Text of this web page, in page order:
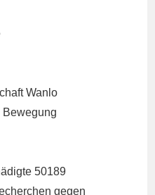
Wanlo
Bewegung
50189
gegen